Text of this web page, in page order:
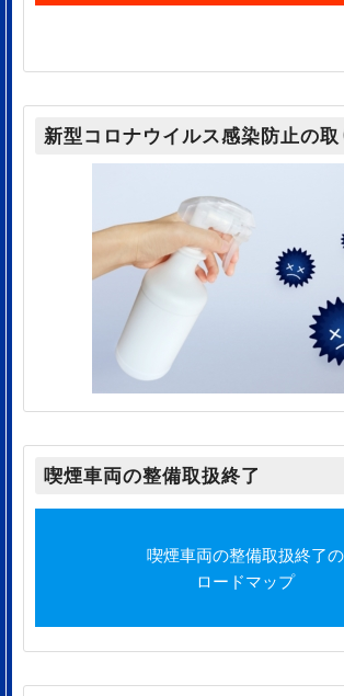
新型コロナウイルス感染防止の取
喫煙車両の整備取扱終了
喫煙車両の整備取扱終了の
ロードマップ